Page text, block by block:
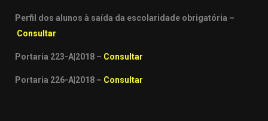
Perfil dos alunos à saída da escolaridade obrigatória –
Consultar
Portaria 223-A|2018 – Consultar
Portaria 226-A|2018 – Consultar